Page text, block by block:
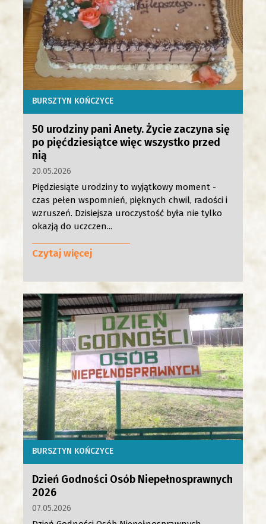
BURSZTYN KOŃCZYCE
50 urodziny pani Anety. Życie zaczyna się
po pięćdziesiątce więc wszystko przed
nią
20.05.2026
Piędziesiąte urodziny to wyjątkowy moment -
czas pełen wspomnień, pięknych chwil, radości i
wzruszeń. Dzisiejsza uroczystość była nie tylko
okazją do uczczen...
Czytaj więcej
BURSZTYN KOŃCZYCE
Dzień Godności Osób Niepełnosprawnych
2026
07.05.2026